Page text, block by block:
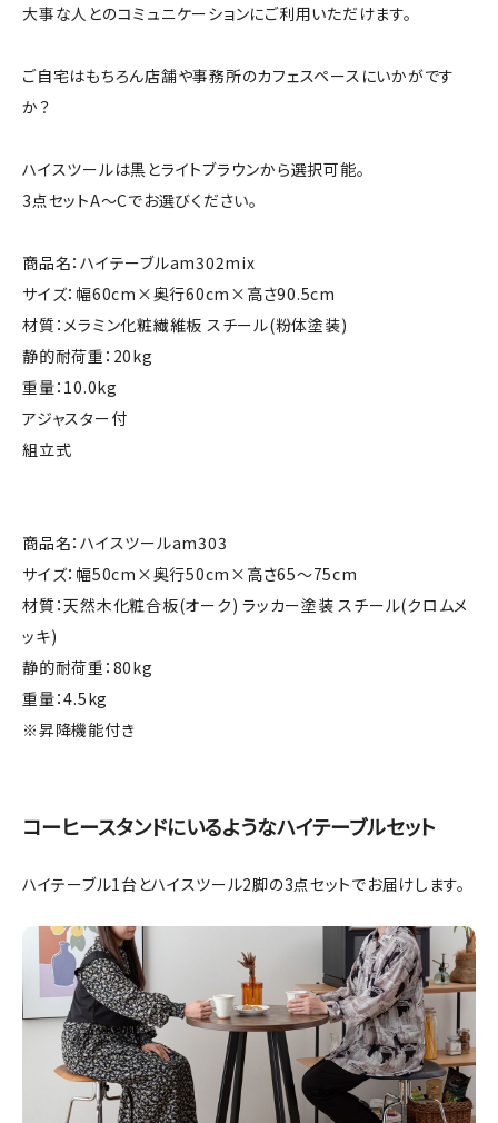
大事な人とのコミュニケーションにご利用いただけます。
ご自宅はもちろん店舗や事務所のカフェスペースにいかがです
か？
ハイスツールは黒とライトブラウンから選択可能。
3点セットA～Cでお選びください。
商品名：ハイテーブルam302mix
サイズ：幅60cm×奥行60cm×高さ90.5cm
材質：メラミン化粧繊維板 スチール(粉体塗装)
静的耐荷重：20kg
重量：10.0kg
アジャスター付
組立式
商品名：ハイスツールam303
サイズ：幅50cm×奥行50cm×高さ65～75cm
材質：天然木化粧合板(オーク) ラッカー塗装 スチール(クロムメ
ッキ)
静的耐荷重：80kg
重量：4.5kg
※昇降機能付き
コーヒースタンドにいるようなハイテーブルセット
ハイテーブル1台とハイスツール2脚の3点セットでお届けします。